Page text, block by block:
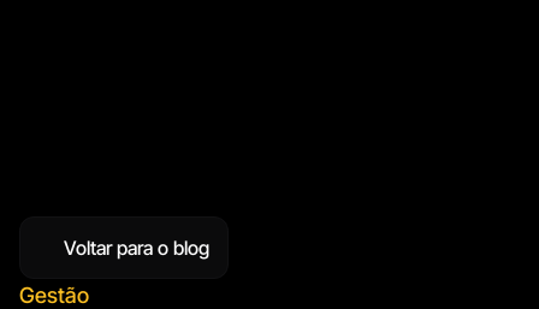
Voltar para o blog
Gestão